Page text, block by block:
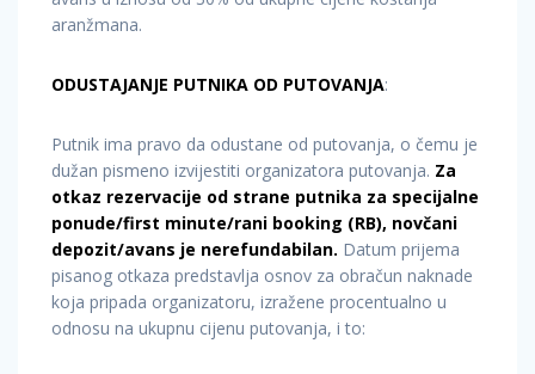
aranžmana.
ODUSTAJANJE PUTNIKA OD PUTOVANJA:
Putnik ima pravo da odustane od putovanja, o čemu je
dužan pismeno izvijestiti organizatora putovanja. Za
otkaz rezervacije od strane putnika za specijalne
ponude/first minute/rani booking (RB), novčani
depozit/avans je nerefundabilan. Datum prijema
pisanog otkaza predstavlja osnov za obračun naknade
koja pripada organizatoru, izražene procentualno u
odnosu na ukupnu cijenu putovanja, i to: